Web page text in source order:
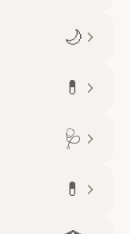
🌙
💊
🩺
💊